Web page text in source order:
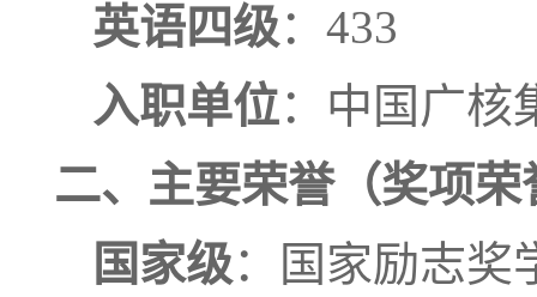
英语四级： 433
入职单位： 中国广核
二、 主要荣誉（奖项荣
国家级：
国家励志奖